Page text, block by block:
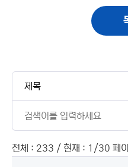
전체 : 233 / 현재 : 1/30 페이